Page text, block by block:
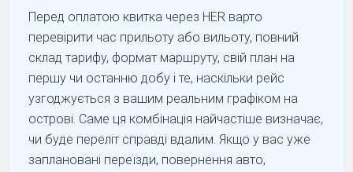
Перед оплатою квитка через HER варто
перевірити час прильоту або вильоту, повний
склад тарифу, формат маршруту, свій план на
першу чи останню добу і те, наскільки рейс
узгоджується з вашим реальним графіком на
острові. Саме ця комбінація найчастіше визначає,
чи буде переліт справді вдалим. Якщо у вас уже
заплановані переїзди, повернення авто,